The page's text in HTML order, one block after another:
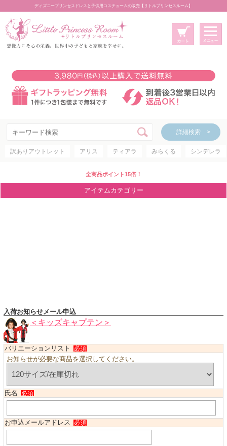
ディズニープリンセスドレスと子供用コスチュームの販売【リトルプリンセスルーム】
詳細検索 >
訳ありアウトレット アリス ティアラ みらくる シンデレラ
全商品ポイント15倍！
アイテムカテゴリー
入荷お知らせメール申込
＜キッズキャプテン＞
バリエーションリスト 必須
お知らせが必要な商品を選択してください。
氏名 必須
お申込メールアドレス 必須
新規会員登録
マイページ
カート
詳細検索 >
アイテムカテゴリー
ディズニープリンセス
ディズニキャラクター
ショッピングインフォメーション
会社概要
返品・交換